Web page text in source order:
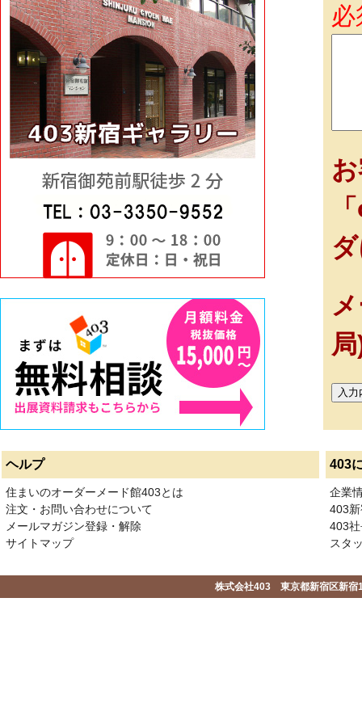
必
ヘルプ 403
住まいのオーダーメード館403とは
注文・お問い合わせについて
メールマガジン登録・解除
サイトマップ
企業
403
403
スタ
株式会社403 東京都新宿区新